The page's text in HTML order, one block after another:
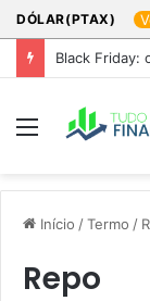
DÓLAR(PTAX)
Black Friday:
Menu
Início /Termo / R
Repo